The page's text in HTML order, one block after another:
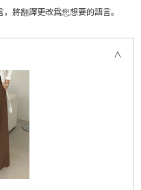
將翻譯更改爲您想要的語言。